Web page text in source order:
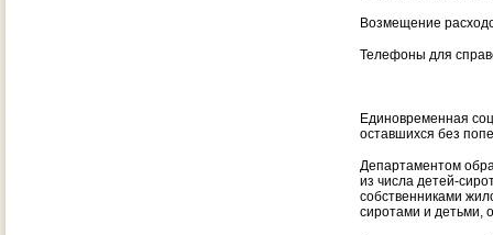
Возмещение
Телефоны для
Единовременная
оставшихся без
Департаментом
из числа детей-
собственниками
сиротами и детьми,